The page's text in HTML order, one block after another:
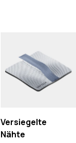
Versiegelte
Nähte